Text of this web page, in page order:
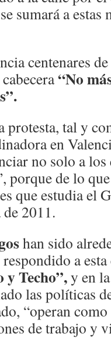
sumará a
centenares
“No
protesta, tal y
en
no solo a
porque de lo
que estudia el
2011.
han sido
respondido a
Techo”,y en
las políticas
“operan
de trabajo y